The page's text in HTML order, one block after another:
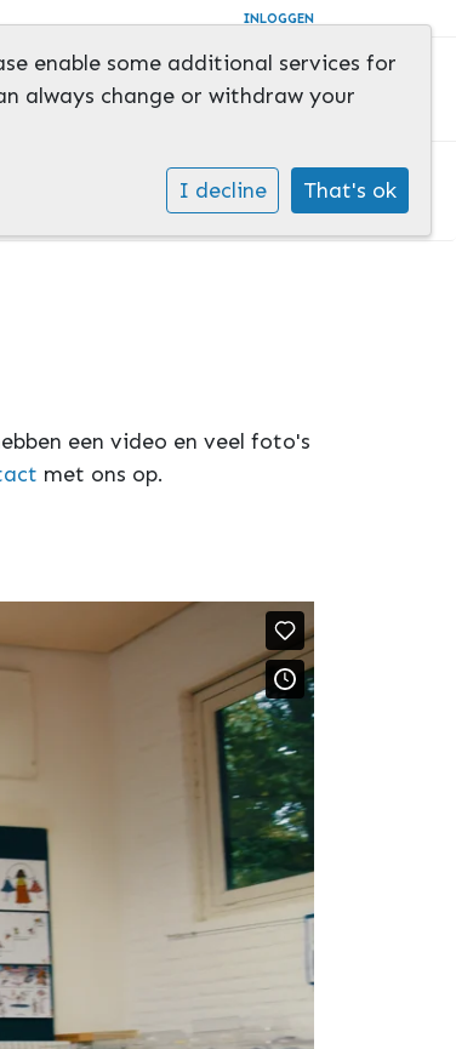
INLOGGEN
Rondleiding
een video en veel foto's
met ons op.
enable some additional services for
always change or withdraw your
I decline That's ok